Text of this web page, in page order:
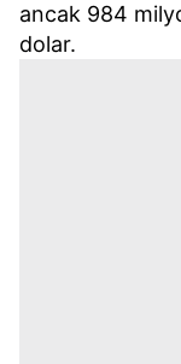
ancak 984
dolar.